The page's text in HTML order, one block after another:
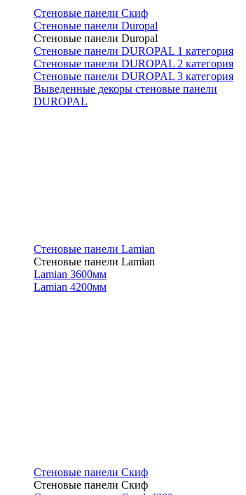
Стеновые панели Скиф
Стеновые панели Duropal
Стеновые панели Duropal
Стеновые панели DUROPAL 1 категория
Стеновые панели DUROPAL 2 категория
Стеновые панели DUROPAL 3 категория
Выведенные декоры стеновые панели
DUROPAL
Стеновые панели Lamian
Стеновые панели Lamian
Lamian 3600мм
Lamian 4200мм
Стеновые панели Скиф
Стеновые панели Скиф